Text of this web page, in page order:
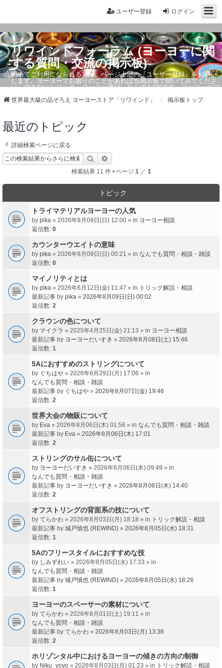
ログイン
ユーザー登録
リワインドフォーラム (ヨーヨーに関
する質問・交流の掲示板)
初めてご利用になられる方は、ページ上部の『ユーザー登録』をお願い
します。ヨーヨーでお困りのことがあれば当掲示板で聞いてみてくださ
い。できないトリック・ヨーヨー選び、なんでもOKです。ヨーヨーのプ
世界最大級の品ぞろえ ヨーヨーストア「リワインド」 掲示板トップ
最近のトピック
詳細検索ページに戻る
検索
検索結果 11 件 • ページ 1 ／ 1
トピック
トライマテリアルヨーヨーの人気
by pika » 2026年8月09日(日) 12:00 » in ヨーヨー相談
返信数: 0
カウンターウエイトの意味
by pika » 2026年8月09日(日) 00:21 » in なんでも質問・相談・雑談
返信数: 0
マイノリティとは
by pika » 2026年6月12日(金) 11:47 » in トリック解説・相談
最新記事 by pika » 2026年8月09日(日) 00:02
返信数: 2
クラウンの色について
by マイクラ » 2025年4月25日(金) 21:13 » in ヨーヨー相談
最新記事 by ヨーヨーだいすき » 2026年8月08日(土) 15:46
返信数: 1
5Aにおすすめのストリングについて
by ぐちはや » 2026年6月29日(月) 17:06 » in
なんでも質問・相談・雑談
最新記事 by ぐちはや » 2026年8月07日(金) 19:46
返信数: 2
世界大会の物販について
by Eva » 2026年8月06日(木) 01:56 » in なんでも質問・相談・雑談
最新記事 by Eva » 2026年8月06日(木) 17:01
返信数: 2
ストリングのサル缶について
by ヨーヨーだいすき » 2026年8月06日(木) 09:49 » in
なんでも質問・相談・雑談
最新記事 by ヨーヨーだいすき » 2026年8月06日(木) 14:40
返信数: 2
オフストリングの背面系の技について
by てらかわ » 2026年8月03日(月) 18:18 » in トリック解説・相談
最新記事 by 城戸慎也 (REWIND) » 2026年8月05日(水) 18:31
返信数: 1
5Aのフリースタイルにおすすめな技
by しみずれい » 2026年8月05日(水) 17:33 » in
なんでも質問・相談・雑談
最新記事 by 城戸慎也 (REWIND) » 2026年8月05日(水) 18:26
返信数: 1
ヨーヨーのスペーサーの素材について
by てらかわ » 2026年8月01日(土) 19:11 » in
なんでも質問・相談・雑談
最新記事 by てらかわ » 2026年8月03日(月) 13:36
返信数: 2
ホリゾンタル中におけるヨーヨーの傾きの方向の制御
by Niku_yoyo » 2026年8月03日(月) 01:23 » in トリック解説・相談